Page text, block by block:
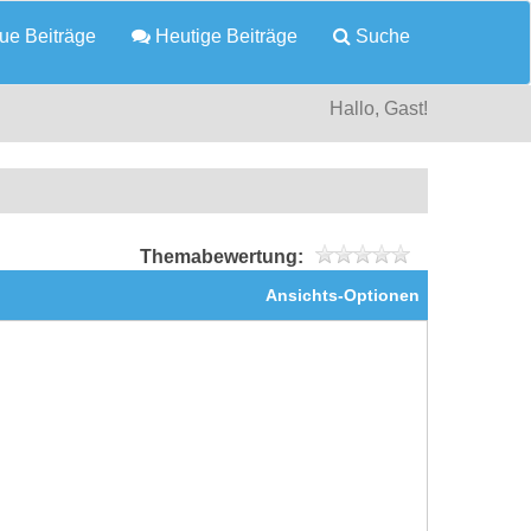
Beiträge Heutige Beiträge Suche
Hallo, Gast!
Themabewertung:
Ansichts-Optionen